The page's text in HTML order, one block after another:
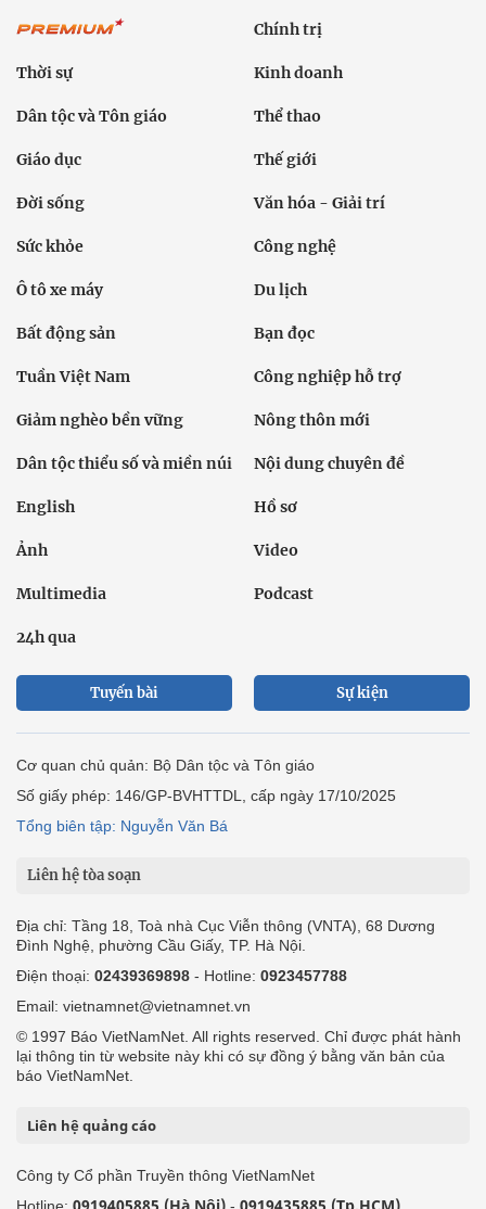
Chính trị
Thời sự Kinh doanh
Dân tộc và Tôn giáo Thể thao
Giáo dục Thế giới
Đời sống Văn hóa - Giải trí
Sức khỏe Công nghệ
Ô tô xe máy Du lịch
Bất động sản Bạn đọc
Tuần Việt Nam Công nghiệp hỗ trợ
Giảm nghèo bền vững Nông thôn mới
Dân tộc thiểu số và miền núi Nội dung chuyên đề
English Hồ sơ
Ảnh Video
Multimedia Podcast
24h qua
Tuyến bài Sự kiện
Cơ quan chủ quản: Bộ Dân tộc và Tôn giáo
Số giấy phép: 146/GP-BVHTTDL, cấp ngày 17/10/2025
Tổng biên tập: Nguyễn Văn Bá
Liên hệ tòa soạn
Địa chỉ: Tầng 18, Toà nhà Cục Viễn thông (VNTA), 68 Dương
Đình Nghệ, phường Cầu Giấy, TP. Hà Nội.
Điện thoại: 02439369898 - Hotline: 0923457788
Email: vietnamnet@vietnamnet.vn
© 1997 Báo VietNamNet. All rights reserved. Chỉ được phát hành
lại thông tin từ website này khi có sự đồng ý bằng văn bản của
báo VietNamNet.
Liên hệ quảng cáo
Công ty Cổ phần Truyền thông VietNamNet